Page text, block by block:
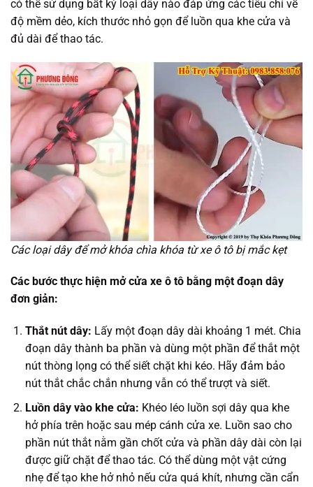
có thể sử dụng bất kỳ loại dây nào đáp ứng các tiêu chí về
độ mềm dẻo, kích thước nhỏ gọn để luồn qua khe cửa và
đủ dài để thao tác.
Các loại dây để mở khóa chìa khóa từ xe ô tô bị mắc kẹt
Các bước thực hiện mở cửa xe ô tô bằng một đoạn dây
đơn giản:
Thắt nút dây: Lấy một đoạn dây dài khoảng 1 mét. Chia
đoạn dây thành ba phần và dùng một phần để thắt một
nút thòng lọng có thể siết chặt khi kéo. Hãy đảm bảo
nút thắt chắc chắn nhưng vẫn có thể trượt và siết.
Luồn dây vào khe cửa: Khéo léo luồn sợi dây qua khe
hở phía trên hoặc sau mép cánh cửa xe. Luồn sao cho
phần nút thắt nằm gần chốt cửa và phần dây dài còn lại
được giữ chặt để thao tác. Có thể dùng một vật cứng
nhẹ để tạo khe hở nhỏ nếu cửa quá khít, nhưng cần cẩn